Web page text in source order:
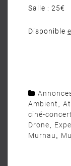
Salle : 25€
Disponible
Ambient
ciné-concert
Drone
Murnau